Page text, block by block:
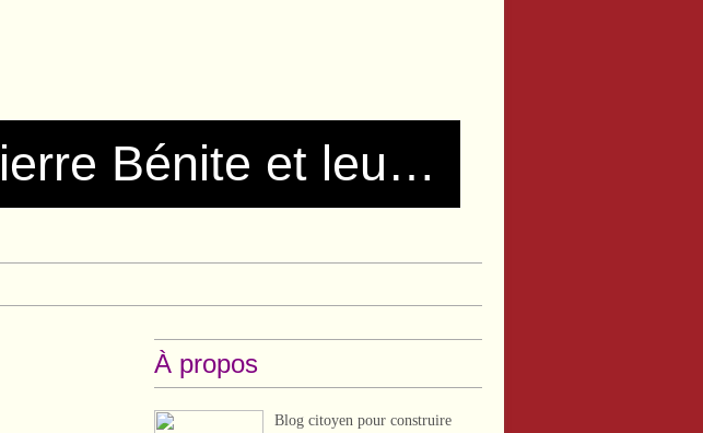
Les communistes de Pierre Bénite et leurs amis !
À propos
Blog citoyen pour construire